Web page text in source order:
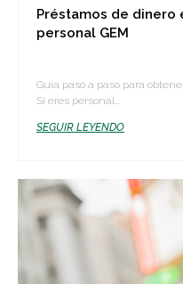
Préstamos de dinero
personal GEM
Guía paso a paso para
Si eres personal...
SEGUIR LEYENDO